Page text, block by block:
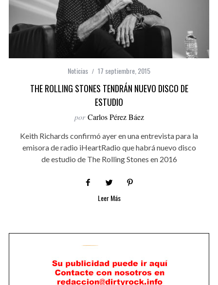
Noticias 17 septiembre, 2015
THE ROLLING STONES TENDRÁN NUEVO DISCO DE
ESTUDIO
por Carlos Pérez Báez
Keith Richards confirmó ayer en una entrevista para la
emisora de radio iHeartRadio que habrá nuevo disco
de estudio de The Rolling Stones en 2016
Leer Más